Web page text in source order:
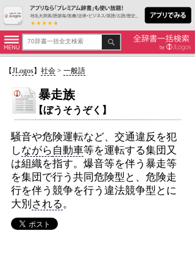
【JLogos】 社会> 一般語
暴走族
【ぼうそうぞく】
騒音や危険運転など、交通違反を犯
しながら 自動車等を運転する集団又
は組織を指す。爆音等を伴う暴走等
を集団で行う共同危険型と、危険走
行を伴う競争を行う違法競争型とに
大別 される。